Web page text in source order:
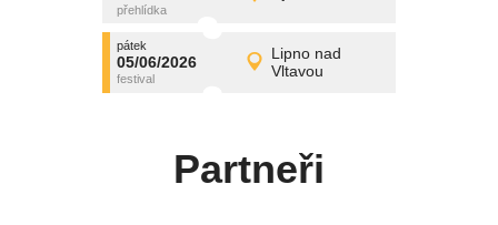
sobota
pátek
05/06/2026
Lipno nad
Vltavou
pátek
05/06/2026 Detail
promítání
Partneři